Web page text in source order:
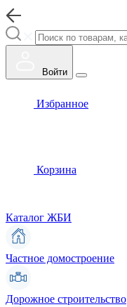
Войти
Избранное
Корзина
Каталог ЖБИ
Частное домостроение
Дорожное строительство